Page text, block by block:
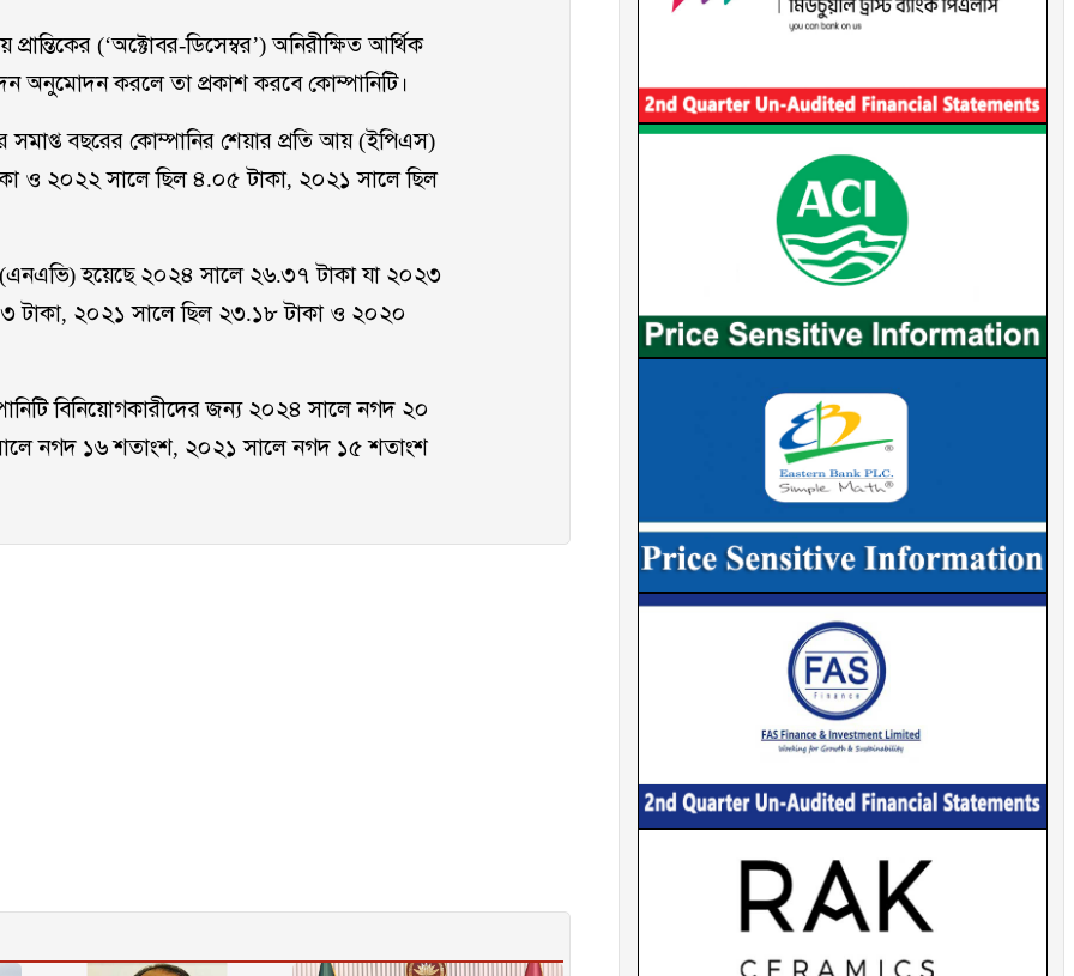
(‘অক্টোবর-ডিসেম্বর’) অনিরীক্ষিত আর্থিক
অনুমোদন করলে তা প্রকাশ করবে কোম্পানিটি।
সমাপ্ত বছরের কোম্পানির শেয়ার প্রতি আয় (ইপিএস)
ও ২০২২ সালে ছিল ৪.০৫ টাকা, ২০২১ সালে ছিল
(এনএভি) হয়েছে ২০২৪ সালে ২৬.৩৭ টাকা যা ২০২৩
টাকা, ২০২১ সালে ছিল ২৩.১৮ টাকা ও ২০২০
বিনিয়োগকারীদের জন্য ২০২৪ সালে নগদ ২০
নগদ ১৬ শতাংশ, ২০২১ সালে নগদ ১৫ শতাংশ